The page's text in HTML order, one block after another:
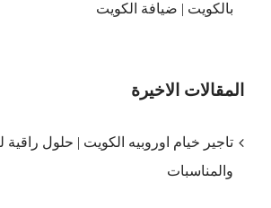
بالكويت | ضيافة الكويت
المقالات الاخيرة
تاجير خيام اوروبيه الكويت | حلول راقية
والمناسبات